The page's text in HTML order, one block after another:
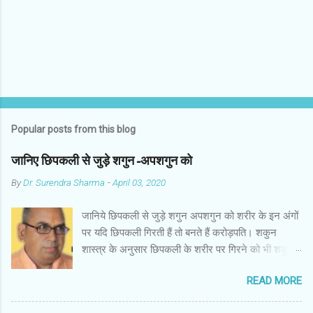
Popular posts from this blog
जानिए छिपकली से जुड़े शगुन-अपशगुन को
ByDr. Surendra Sharma -April 03, 2020
जानिये छिपकली से जुड़े शगुन अपशगुन को शरीर के इन अंगों
पर यदि छिपकली गिरती हैं तो बनते हैं करोड़पति। शकुन
शास्त्र के अनुसार छिपकली के शरीर पर गिरने को भी शकुन/
पाई जाती है, एक जंगली और एक घरेलू। छिपकली की जंगली
नस्ल को गिरगिट कहा जाता है जबकि घरों में पाई जाने वाली
READ MORE